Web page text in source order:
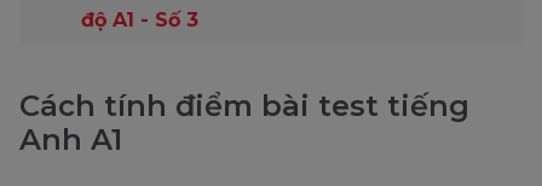
độ A1 - Số 3
Cách tính điểm bài test tiếng
Anh A1